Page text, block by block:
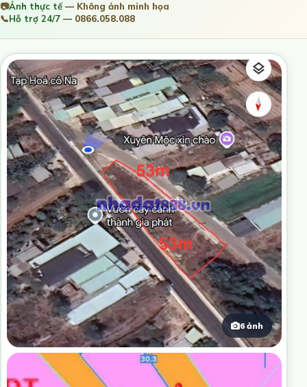
📷Ảnh thực tế— Không ảnh minh họa
📞Hỗ trợ 24/7 — 0866.058.088
6 ảnh